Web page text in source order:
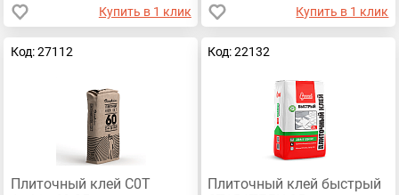
Купить в 1 клик Купить в 1 клик
Код: 27112
Плиточный клей C0T
Код: 22132
Плиточный клей быстрый